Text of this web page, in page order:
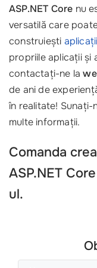
ASP.NET Core nu
versatilă care
construiești
propriile aplicații și
contactați-ne la
de ani de
în realitate! Sunați-
multe informații.
Comanda
ASP.NET
ul.